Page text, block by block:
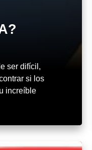
ser difícil,
si los
increíble